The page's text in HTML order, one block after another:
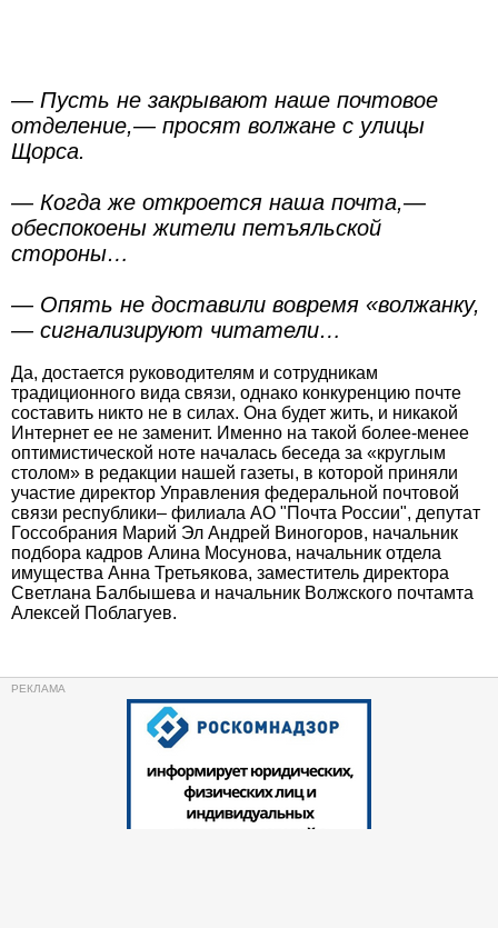
— Пусть не закрывают наше почтовое
отделение,— просят волжане с улицы
Щорса.
— Когда же откроется наша почта,—
обеспокоены жители петъяльской
стороны…
— Опять не доставили вовремя «волжанку,
— сигнализируют читатели…
Да, достается руководителям и сотрудникам
традиционного вида связи, однако конкуренцию почте
составить никто не в силах. Она будет жить, и никакой
Интернет ее не заменит. Именно на такой более-менее
оптимистической ноте началась беседа за «круглым
столом» в редакции нашей газеты, в которой приняли
участие директор Управления федеральной почтовой
связи республики– филиала АО "Почта России", депутат
Госсобрания Марий Эл Андрей Виногоров, начальник
подбора кадров Алина Мосунова, начальник отдела
имущества Анна Третьякова, заместитель директора
Светлана Балбышева и начальник Волжского почтамта
Алексей Поблагуев.